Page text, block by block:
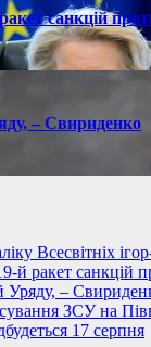
санкцій
– Свириденко
Всесвітніх
й ракет санкцій
Уряду, –
ЗСУ на
17 серпня